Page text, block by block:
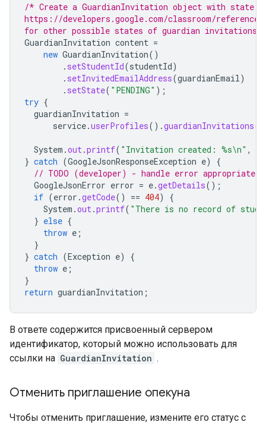
/* Create a GuardianInvitation object with state
https://developers.google.com/classroom/
for other possible states of guardian
GuardianInvitation content =
new GuardianInvitation()
. setStudentId(studentId)
. setInvitedEmailAddress(guardianEmail )
. setState( "PENDING" );
try {
guardianInvitation =
service.userProfiles().guardianInvitations
System .out .printf( "Invitation created: %s\n" ,
} catch (GoogleJsonResponseException e)
{
// TODO (developer) - handle error appropriately
GoogleJsonError error = e.getDetails();
if (error .getCode() == 404)
{
System .out .printf( "There is no record of
} else {
throw e ;
}
} catch (Exception e)
{
throw e ;
}
return guardianInvitation ;
В ответе содержится присвоенный сервером
идентификатор, который можно использовать для
ссылки на GuardianInvitation .
Отменить приглашение опекуна
Чтобы отменить приглашение, измените его статус с